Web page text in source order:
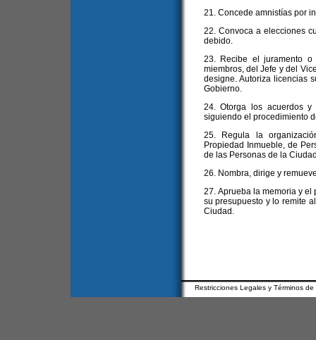
21. Concede amnistías por
22. Convoca a elecciones
debido.
23. Recibe el juramento
miembros, del Jefe y del
designe. Autoriza licencias
Gobierno.
24. Otorga los acuerdos y
siguiendo el procedimiento
25. Regula la
Propiedad Inmueble, de
de las Personas de la
26. Nombra, dirige y
27. Aprueba la memoria y
su presupuesto y lo remite
Ciudad.
Restricciones Legales y Términos de